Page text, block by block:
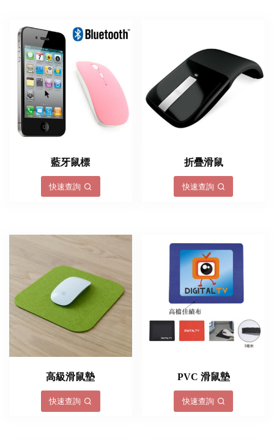
藍牙鼠標
快速查詢
折疊滑鼠
快速查詢
高級滑鼠墊
快速查詢
PVC 滑鼠墊
快速查詢